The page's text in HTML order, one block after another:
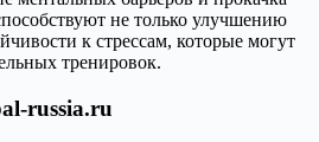
не только улучшению
к стрессам, которые могут
тренировок.
russia.ru